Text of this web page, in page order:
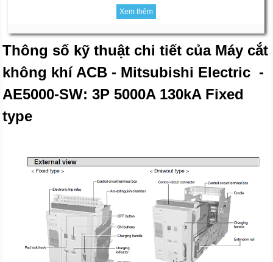
Xem thêm
Thông số kỹ thuật chi tiết của Máy cắt
không khí ACB - Mitsubishi Electric -
AE5000-SW: 3P 5000A 130kA Fixed
type